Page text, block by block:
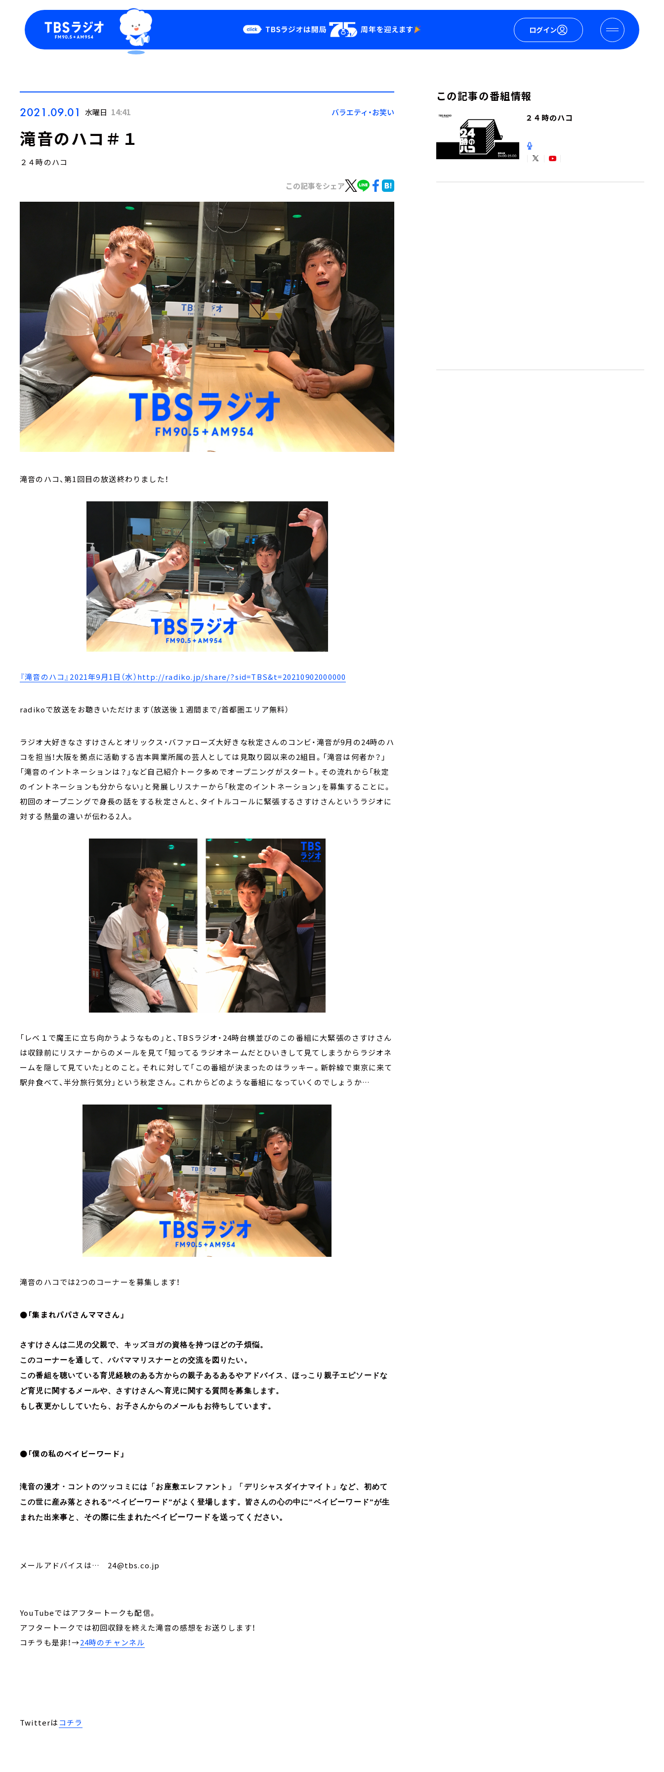
ログイン
Podcast
YouTube
会社情報
2021.09.01 水曜日 14:41 バラエティ・お笑い
滝音のハコ＃１
２４時のハコ
この記事をシェア
滝音のハコ、第1回目の放送終わりました！
『滝音のハコ』2021年9月1日（水）http://radiko.jp/share/?sid=TBS&t=20210902000000
radikoで放送をお聴きいただけます（放送後１週間まで/首都圏エリア無料）
ラジオ大好きなさすけさんとオリックス・バファローズ大好きな秋定さんのコンビ・滝音が9月の24時のハ
コを担当！大阪を拠点に活動する吉本興業所属の芸人としては見取り図以来の2組目。「滝音は何者か？」
「滝音のイントネーションは？」など自己紹介トーク多めでオープニングがスタート。その流れから「秋定
のイントネーションも分からない」と発展しリスナーから「秋定のイントネーション」を募集することに。
初回のオープニングで身長の話をする秋定さんと、タイトルコールに緊張するさすけさんというラジオに
対する熱量の違いが伝わる2人。
「レベ１で魔王に立ち向かうようなもの」と、TBSラジオ・24時台横並びのこの番組に大緊張のさすけさん
は収録前にリスナーからのメールを見て「知ってるラジオネームだとひいきして見てしまうからラジオネ
ームを隠して見ていた」とのこと。それに対して「この番組が決まったのはラッキー。新幹線で東京に来て
駅弁食べて、半分旅行気分」という秋定さん。これからどのような番組になっていくのでしょうか…
滝音のハコでは2つのコーナーを募集します！
●「集まれパパさんママさん」
さすけさんは二児の父親で、キッズヨガの資格を持つほどの子煩悩。
このコーナーを通して、パパママリスナーとの交流を図りたい。
この番組を聴いている育児経験のある方からの親子あるあるやアドバイス、ほっこり親子エピソードな
ど育児に関するメールや、さすけさんへ育児に関する質問を募集します。
もし夜更かししていたら、お子さんからのメールもお待ちしています。
●「僕の私のベイビーワード」
滝音の漫才・コントのツッコミには「お座敷エレファント」「デリシャスダイナマイト」など、初めて
この世に産み落とされる”ベイビーワード”がよく登場します。皆さんの心の中に”ベイビーワード”が生
まれた出来事と、 その際に生まれたベイビーワードを送ってください。
メールアドバイスは… 24@tbs.co.jp
YouTubeではアフタートークも配信。
アフタートークでは初回収録を終えた滝音の感想をお送りします！
コチラも是非！→24時のチャンネル
Twitterは コチラ
この記事の番組情報
２４時のハコ